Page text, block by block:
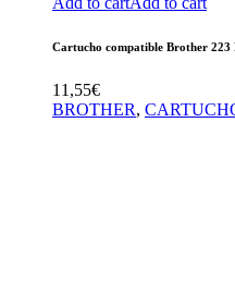
Cartucho compatible Brother 223
11,55€
BROTHER,